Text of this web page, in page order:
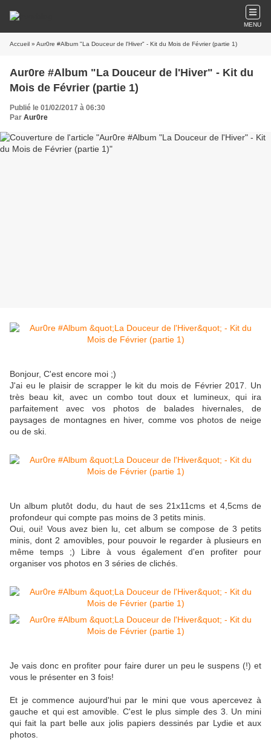
MENU
Accueil » Aur0re #Album "La Douceur de l'Hiver" - Kit du Mois de Février (partie 1)
Aur0re #Album "La Douceur de l'Hiver" - Kit du
Mois de Février (partie 1)
Publié le 01/02/2017 à 06:30
Par Aur0re
Bonjour, C'est encore moi ;)
J'ai eu le plaisir de scrapper le kit du mois de Février 2017. Un
très beau kit, avec un combo tout doux et lumineux, qui ira
parfaitement avec vos photos de balades hivernales, de
paysages de montagnes en hiver, comme vos photos de neige
ou de ski.
Un album plutôt dodu, du haut de ses 21x11cms et 4,5cms de
profondeur qui compte pas moins de 3 petits minis.
Oui, oui! Vous avez bien lu, cet album se compose de 3 petits
minis, dont 2 amovibles, pour pouvoir le regarder à plusieurs en
même temps ;) Libre à vous également d'en profiter pour
organiser vos photos en 3 séries de clichés.
Je vais donc en profiter pour faire durer un peu le suspens (!) et
vous le présenter en 3 fois!
Et je commence aujourd'hui par le mini que vous apercevez à
gauche et qui est amovible. C'est le plus simple des 3. Un mini
qui fait la part belle aux jolis papiers dessinés par Lydie et aux
photos.